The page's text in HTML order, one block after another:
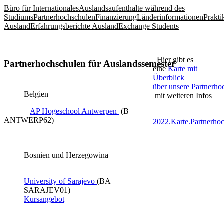
Büro für InternationalesAuslandsaufenthalte während des
StudiumsPartnerhochschulenFinanzierungLänderinformationen
AuslandErfahrungsberichte AuslandExchange Students
Partnerhochschulen für Auslandssemester
Belgien
AP Hogeschool Antwerpen ​ (B
ANTWERP62)
Bosnien und Herzegowina
University of Sarajevo​ ​ (BA
SARAJEV01​)
Kursangebot​
Hier gibt es
eineKarte mit
Überblick
über unsere
mit weiteren Infos